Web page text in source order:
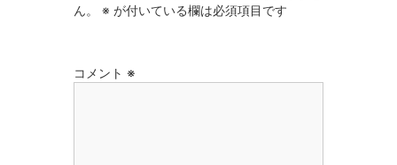
ん。
※ が付いている欄は必須項目です
コメント ※